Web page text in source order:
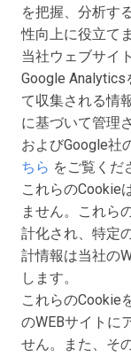
を把握、分析す
性向上に役立てま
当社ウェブサイ
Google Analytics
て収集される情
に基づいて管理
およびGoogle社
ちら をご覧くだ
これらのCookie
ません。これら
計化され、特定
計情報は当社の
します。
これらのCookie
のWEBサイトに
せん。また、そ